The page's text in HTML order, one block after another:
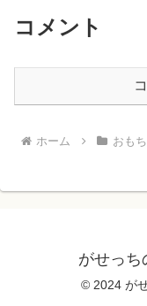
コメント
ホーム おも
がせっち
© 2024 が